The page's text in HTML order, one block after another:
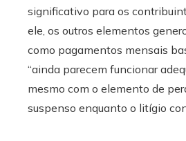
significativo para os
ele, os outros elementos
como pagamentos mensais
“ainda parecem funcionar
mesmo com o elemento de
suspenso enquanto o litígio